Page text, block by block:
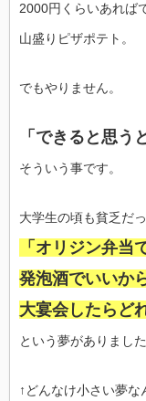
2000円くらいあれば
山盛りピザポテト。
でもやりません。
「できると思う
そういう事です。
大学生の頃も貧乏だっ
「オリジン弁当
発泡酒でいいか
大宴会したらど
という夢がありました
↑どんなけ小さい夢な